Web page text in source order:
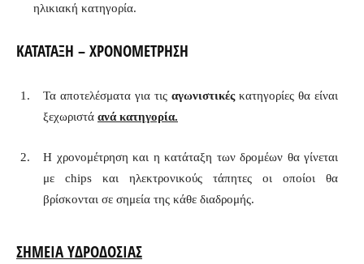
ηλικιακή κατηγορία.
ΚΑΤΑΤΑΞΗ – ΧΡΟΝΟΜΕΤΡΗΣΗ
Τα αποτελέσματα για τις αγωνιστικές κατηγορίες θα είναι
ξεχωριστά ανά κατηγορία.
Η χρονομέτρηση και η κατάταξη των δρομέων θα γίνεται
με chips και ηλεκτρονικούς τάπητες οι οποίοι θα
βρίσκονται σε σημεία της κάθε διαδρομής.
ΣΗΜΕΙΑ ΥΔΡΟΔΟΣΙΑΣ